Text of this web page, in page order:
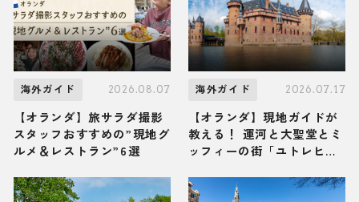
海外ガイド 2026.08.07
【オランダ】旅サラダ撮影
スタッフおすすめの”現地グ
ルメ＆レストラン”6選
海外ガイド 2026.07.17
【オランダ】現地ガイドが
教える！ 運河と大聖堂とミ
ッフィーの街「ユトレヒ
メ・お土産3選